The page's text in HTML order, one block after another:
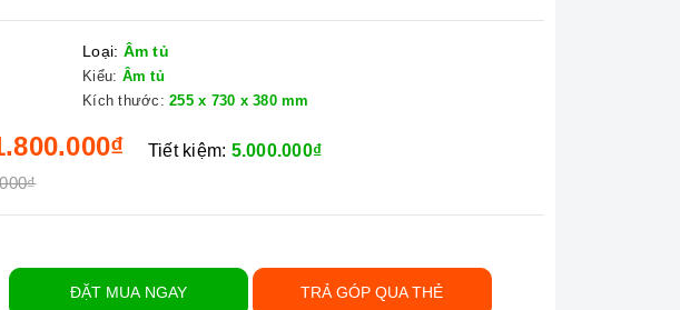
Loại: Âm tủ
Kiểu: Âm tủ
Kích thước: 255 x 730 x 380 mm
Tiết kiệm: 5.000.000₫
ĐẶT MUA NGAY TRẢ GÓP QUA THẺ